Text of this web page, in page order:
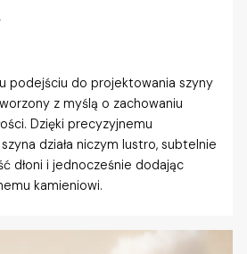
podejściu do projektowania szyny
z myślą o zachowaniu
Dzięki precyzyjnemu
działa niczym lustro, subtelnie
dłoni i jednocześnie dodając
kamieniowi.